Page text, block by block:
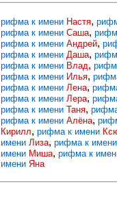
рифма к имени Настя,
рифма к имени Саша,
рифма к имени Андрей,
рифма к имени Даша,
рифма к имени Влад,
рифма к имени Илья,
рифма к имени Лена,
рифма к имени Лера,
рифма к имени Таня,
рифма к имени Алёна,
Кирилл, рифма к имени
имени Лиза, рифма к
имени Миша, рифма к
имени Яна